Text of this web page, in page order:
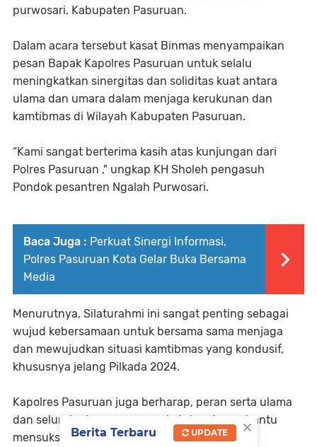
purwosari. Kabupaten Pasuruan.
Dalam acara tersebut kasat Binmas menyampaikan
pesan Bapak Kapolres Pasuruan untuk selalu
meningkatkan sinergitas dan soliditas kuat antara
ulama dan umara dalam menjaga kerukunan dan
kamtibmas di Wilayah Kabupaten Pasuruan.
“Kami sangat berterima kasih atas kunjungan dari
Polres Pasuruan ," ungkap KH Sholeh pengasuh
Pondok pesantren Ngalah Purwosari.
Baca Juga : Perkuat Sinergi Informasi,
Polres Pasuruan Kota Gelar Buka Bersama
Media
Menurutnya, Silaturahmi ini sangat penting sebagai
wujud kebersamaan untuk bersama sama menjaga
dan mewujudkan situasi kamtibmas yang kondusif,
khususnya jelang Pilkada 2024.
Kapolres Pasuruan juga berharap, peran serta ulama
dan seluruh elemen masyarakat dapat membantu
mensukseskan pelaksanaan Pilkada 2024 di ×
Berita Terbaru UPDATE